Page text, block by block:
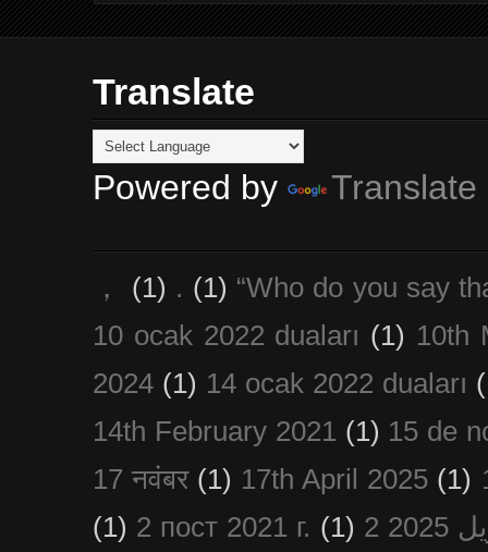
Translate
Powered by Translate
， (1) . (1) “Who do you say
10 ocak 2022 duaları (1) 10th
2024 (1) 14 ocak 2022 duaları
14th February 2021 (1) 15 de
17 नवंबर (1) 17th April 2025 (1)
(1) 2 пост 2021 г. (1)